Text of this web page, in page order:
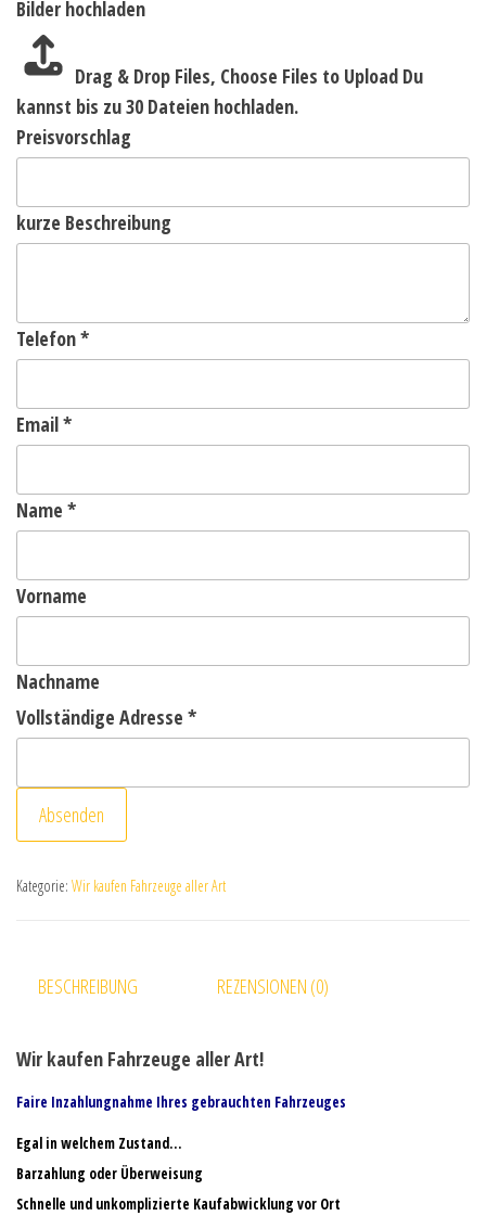
Bilder hochladen
Drag & Drop Files, Choose Files to Upload Du
kannst bis zu 30 Dateien hochladen.
Preisvorschlag
kurze Beschreibung
Telefon*
Email*
Name *
Vorname
Nachname
Vollständige Adresse *
Absenden
Kategorie: Wir kaufen Fahrzeuge aller Art
BESCHREIBUNG REZENSIONEN (0)
Wir kaufen Fahrzeuge aller Art!
Faire Inzahlungnahme Ihres gebrauchten Fahrzeuges
Egal in welchem Zustand…
Barzahlung oder Überweisung
Schnelle und unkomplizierte Kaufabwicklung vor Ort